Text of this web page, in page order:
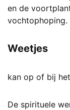
en de
vochtophoping.
Weetjes
kan op of bij
De spirituele